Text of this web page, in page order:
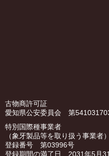
古物商許可証
愛知県公安委員会 第
特別国際種事業者
（象牙製品等を取り扱う事業者）
登録番号 第03996号
登録期間の満了日 2031年5月